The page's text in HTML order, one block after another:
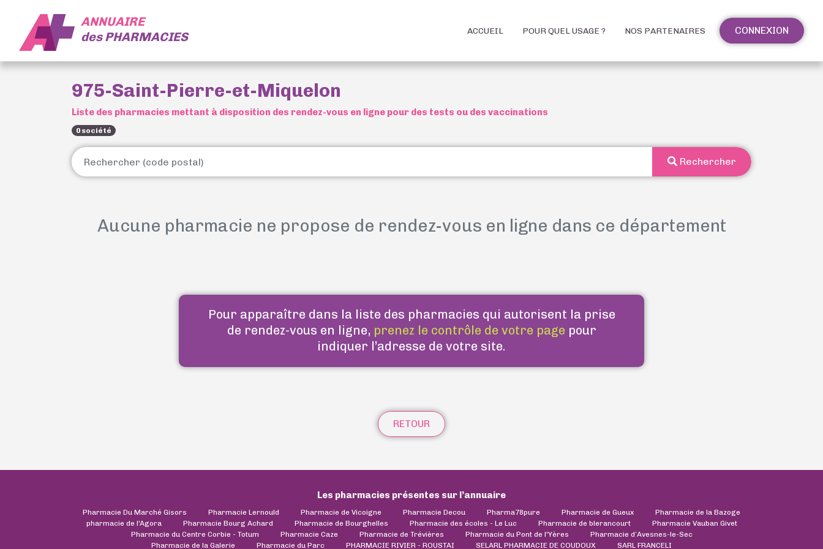
ANNUAIRE
desPHARMACIES ACCUEIL POUR QUEL USAGE ? NOS PARTENAIRES CONNEXION
975-Saint-Pierre-et-Miquelon
Liste des pharmacies mettant à disposition des rendez-vous en ligne pour des tests ou des vaccinations
0 société
Rechercher
Aucune pharmacie ne propose de rendez-vous en ligne dans ce département
Pour apparaître dans la liste des pharmacies qui autorisent la prise
de rendez-vous en ligne, prenez le contrôle de votre page pour
indiquer l’adresse de votre site.
RETOUR
Les pharmacies présentes sur l’annuaire
Pharmacie Du Marché Gisors Pharmacie Lernould Pharmacie de Vicoigne Pharmacie Decou Pharma78pure Pharmacie de Gueux
Pharmacie de la Bazoge
pharmacie de l'Agora
Pharmacie Bourg Achard Pharmacie de Bourghelles Pharmacie des écoles - Le Luc Pharmacie de blerancourt
Pharmacie Vauban Givet
Pharmacie du Centre Corbie - Totum
Pharmacie Caze Pharmacie de Trévières Pharmacie du Pont de l'Yères
Pharmacie d’Avesnes-le-Sec
Pharmacie de la Galerie
Pharmacie du Parc PHARMACIE RIVIER - ROUSTAI SELARL PHARMACIE DE COUDOUX SARL FRANCELI